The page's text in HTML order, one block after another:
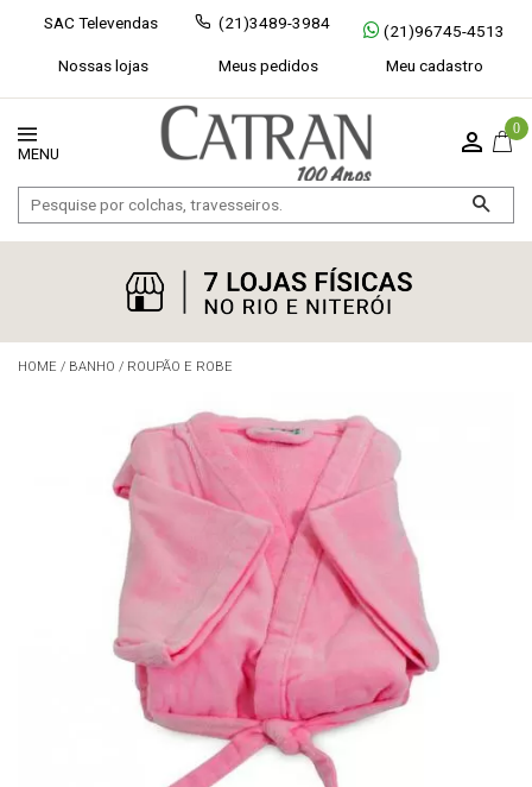
SAC Televendas (21)3489-3984
(21)96745-4513
Nossas lojas
Meus pedidos Meu cadastro
0
Exibir todos Fechar [×]
HOME / BANHO / ROUPÃO E ROBE